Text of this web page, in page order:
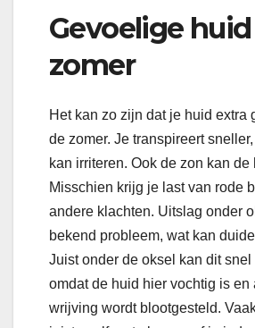
Gevoelige
zomer
Het kan zo zijn dat je huid extra
de zomer. Je transpireert
kan irriteren. Ook de zon kan de
Misschien krijg je last van rode
andere klachten. Uitslag onder
bekend probleem, wat kan
Juist onder de oksel kan dit snel
omdat de huid hier vochtig is en
wrijving wordt blootgesteld.